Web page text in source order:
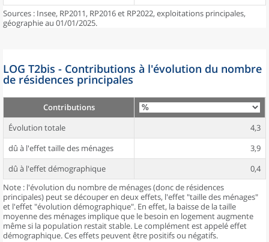
Sources : Insee, RP2011, RP2016 et RP2022, exploitations principales,
géographie au 01/01/2025.
LOG T2bis - Contributions à l'évolution du nombre
de résidences principales
Contributions
Évolution totale
4,3
dû à l'effet taille des ménages
3,9
dû à l'effet démographique
0,4
Note : l'évolution du nombre de ménages (donc de résidences
principales) peut se découper en deux effets, l'effet "taille des ménages"
et l'effet "évolution démographique". En effet, la baisse de la taille
moyenne des ménages implique que le besoin en logement augmente
même si la population restait stable. Le complément est appelé effet
démographique. Ces effets peuvent être positifs ou négatifs.